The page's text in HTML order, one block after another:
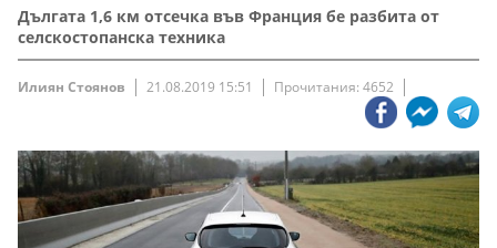
Дългата 1,6 км отсечка във Франция бе разбита от
селскостопанска техника
Илиян Стоянов 21.08.2019 15:51 Прочитания: 4652